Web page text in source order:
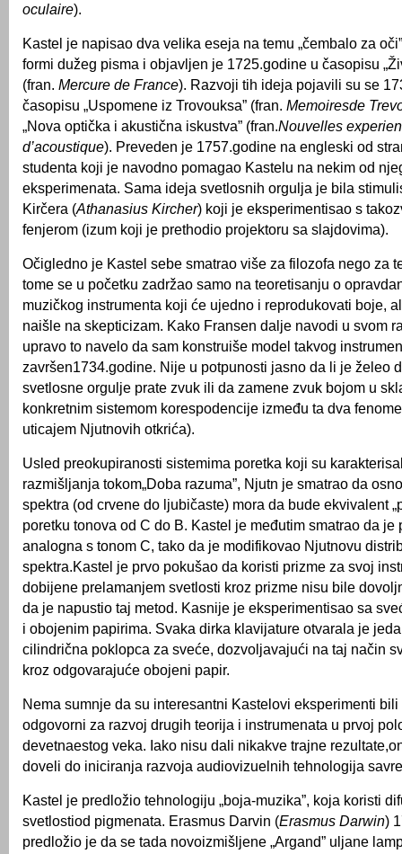
oculaire).
Kastel je napisao dva velika eseja na temu „čembalo za
formi dužeg pisma i objavljen je 1725.godine u časopisu
(fran. Mercure de France). Razvoji tih ideja pojavili su se
časopisu „Uspomene iz Trovouksa” (fran. Memoiresde
„Nova optička i akustična iskustva” (fran.Nouvelles
d’acoustique). Preveden je 1757.godine na engleski od
studenta koji je navodno pomagao Kastelu na nekim od
eksperimenata. Sama ideja svetlosnih orgulja je bila
Kirčera (Athanasius Kircher) koji je eksperimentisao s
fenjerom (izum koji je prethodio projektoru sa slajdovima).
Očigledno je Kastel sebe smatrao više za filozofa nego za
tome se u početku zadržao samo na teoretisanju o
muzičkog instrumenta koji će ujedno i reprodukovati boje,
naišle na skepticizam. Kako Fransen dalje navodi u svom
upravo to navelo da sam konstruiše model takvog
završen1734.godine. Nije u potpunosti jasno da li je želeo
svetlosne orgulje prate zvuk ili da zamene zvuk bojom u
konkretnim sistemom korespodencije između ta dva
uticajem Njutnovih otkrića).
Usled preokupiranosti sistemima poretka koji su
razmišljanja tokom„Doba razuma”, Njutn je smatrao da
spektra (od crvene do ljubičaste) mora da bude ekvivalent
poretku tonova od C do B. Kastel je međutim smatrao da je
analogna s tonom C, tako da je modifikovao Njutnovu
spektra.Kastel je prvo pokušao da koristi prizme za svoj
dobijene prelamanjem svetlosti kroz prizme nisu bile
da je napustio taj metod. Kasnije je eksperimentisao sa
i obojenim papirima. Svaka dirka klavijature otvarala je
cilindrična poklopca za sveće, dozvoljavajući na taj način
kroz odgovarajuće obojeni papir.
Nema sumnje da su interesantni Kastelovi eksperimenti bili
odgovorni za razvoj drugih teorija i instrumenata u prvoj
devetnaestog veka. Iako nisu dali nikakve trajne
doveli do iniciranja razvoja audiovizuelnih tehnologija
Kastel je predložio tehnologiju „boja-muzika”, koja koristi
svetlostiod pigmenata. Erasmus Darvin (Erasmus Darwin)
predložio je da se tada novoizmišljene „Argand” uljane